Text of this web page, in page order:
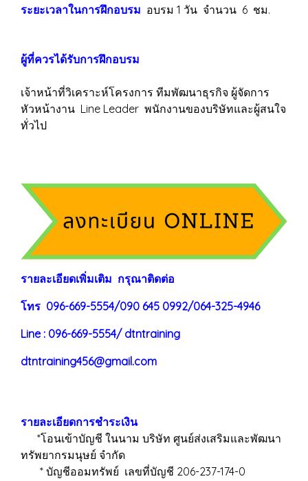
ระยะเวลาในการฝึกอบรม อบรม 1 วัน จำนวน 6 ชม.
ผู้ที่ควรได้รับการฝึกอบรม
เจ้าหน้าที่วิเคราะห์โครงการ ทีมพัฒนาธุรกิจ ผู้จัดการ
หัวหน้างาน Line Leader พนักงานของบริษัทและผู้สนใจ
ทั่วไป
รายละเอียดเพิ่มเติม กรุณาติดต่อ
โทร 096-669-5554/090 645 0992/064-325-4946
Line : 096-669-5554/ dtntraining
dtntraining456@gmail.com
รายละเอียดการชำระเงิน
*โอนเข้าบัญชี ในนาม บริษัท ศูนย์ส่งเสริมและพัฒนา
ทรัพยากรมนุษย์ จำกัด
* บัญชีออมทรัพย์ เลขที่บัญชี 206-237-174-0